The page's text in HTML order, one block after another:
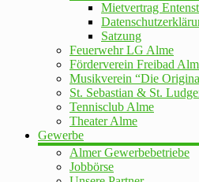
Mietvertrag
Satzung
Feuerwehr LG Alme
Förderverein Freibad
Musikverein “Die
St. Sebastian & St.
Tennisclub Alme
Theater Alme
Gewerbe
Almer Gewerbebetriebe
Jobbörse